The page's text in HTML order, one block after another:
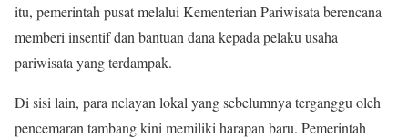
itu, pemerintah pusat melalui Kementerian Pariwisata berencana
memberi insentif dan bantuan dana kepada pelaku usaha
pariwisata yang terdampak.
Di sisi lain, para nelayan lokal yang sebelumnya terganggu oleh
pencemaran tambang kini memiliki harapan baru. Pemerintah